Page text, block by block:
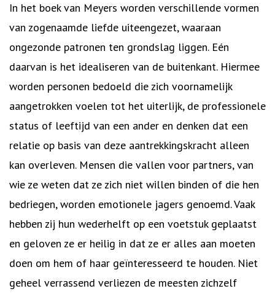
In het boek van Meyers worden verschillende vormen
van zogenaamde liefde uiteengezet, waaraan
ongezonde patronen ten grondslag liggen. Eén
daarvan is het idealiseren van de buitenkant. Hiermee
worden personen bedoeld die zich voornamelijk
aangetrokken voelen tot het uiterlijk, de professionele
status of leeftijd van een ander en denken dat een
relatie op basis van deze aantrekkingskracht alleen
kan overleven. Mensen die vallen voor partners, van
wie ze weten dat ze zich niet willen binden of die hen
bedriegen, worden emotionele jagers genoemd. Vaak
hebben zij hun wederhelft op een voetstuk geplaatst
en geloven ze er heilig in dat ze er alles aan moeten
doen om hem of haar geïnteresseerd te houden. Niet
geheel verrassend verliezen de meesten zichzelf